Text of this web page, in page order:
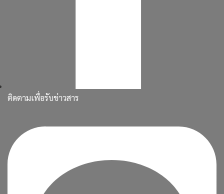
ติดตามเพื่อรับข่าวสาร